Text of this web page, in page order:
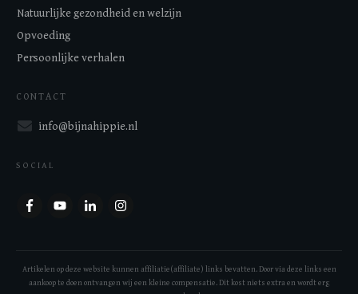
Natuurlijke gezondheid en welzijn
Opvoeding
Persoonlijke verhalen
CONTACT
info@bijnahippie.nl
SOCIAL
Artikelen op deze website kunnen affiliatie(affiliate) links bevatten. Door via deze links een
aankoop te doen ontvangen wij een kleine compensatie. Dit kost niets extra en wordt erg